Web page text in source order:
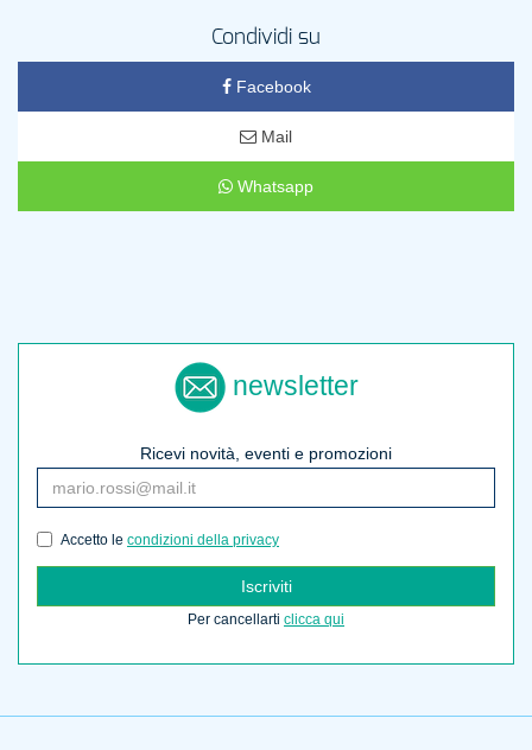
Condividi su
Facebook
Mail
Whatsapp
newsletter
Ricevi novità, eventi e promozioni
Accetto le condizioni della privacy
Iscriviti
Per cancellarti clicca qui